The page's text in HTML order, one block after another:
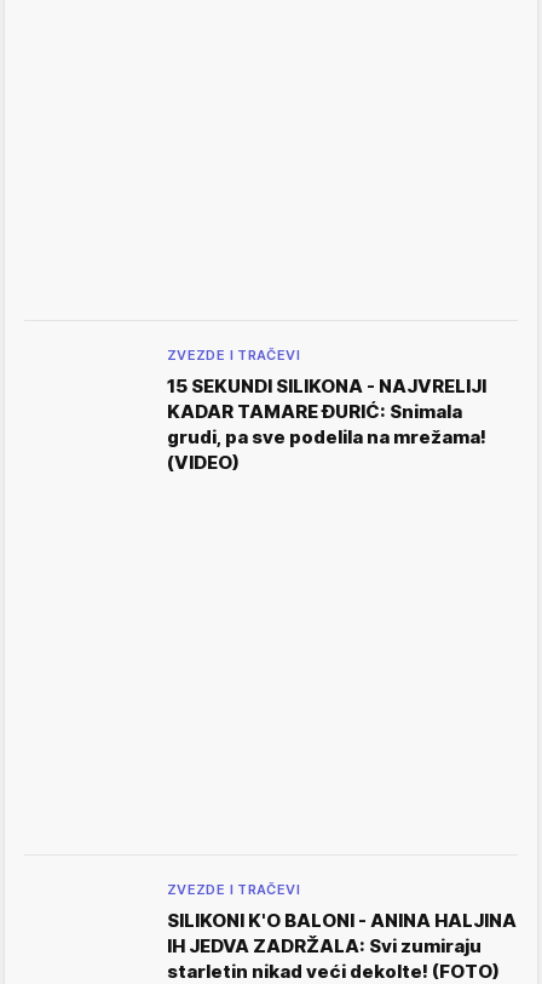
ZVEZDE I TRAČEVI
15 SEKUNDI SILIKONA - NAJVRELIJI
KADAR TAMARE ĐURIĆ: Snimala
grudi, pa sve podelila na mrežama!
(VIDEO)
ZVEZDE I TRAČEVI
SILIKONI K'O BALONI - ANINA HALJINA
IH JEDVA ZADRŽALA: Svi zumiraju
starletin nikad veći dekolte! (FOTO)